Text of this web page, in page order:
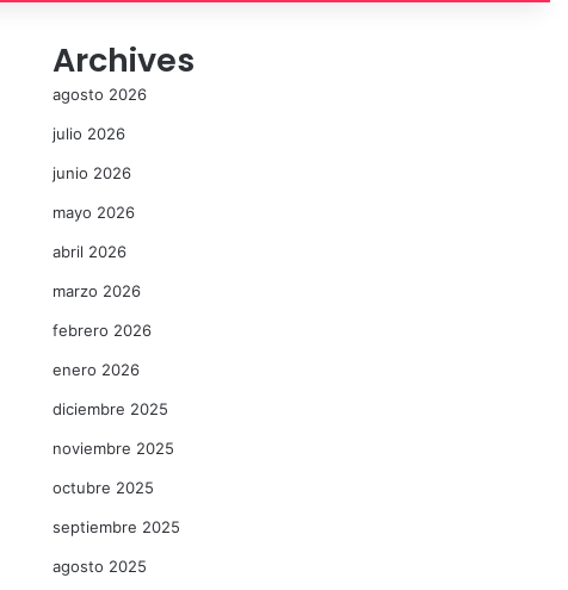
Archives
agosto 2026
julio 2026
junio 2026
mayo 2026
abril 2026
marzo 2026
febrero 2026
enero 2026
diciembre 2025
noviembre 2025
octubre 2025
septiembre 2025
agosto 2025